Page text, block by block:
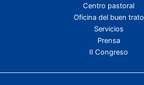
Centro pastoral
Oficina del buen trato
Servicios
Prensa
II Congreso